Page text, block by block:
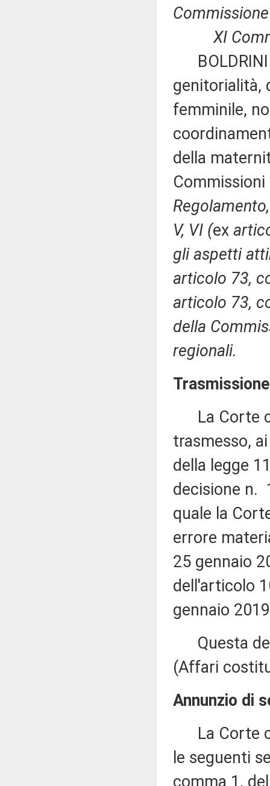
XI
BOLDRINI
genitorialità,
femminile,
della
Commissioni
V, VI (ex
gli aspetti
articolo 73,
articolo 73,
della
regionali.
La Corte
trasmesso,
della legge
decisione n.
quale la
errore
25 gennaio
dell'articolo
gennaio
Questa
(Affari
Annunzio di
La Corte
le seguenti
comma 1,